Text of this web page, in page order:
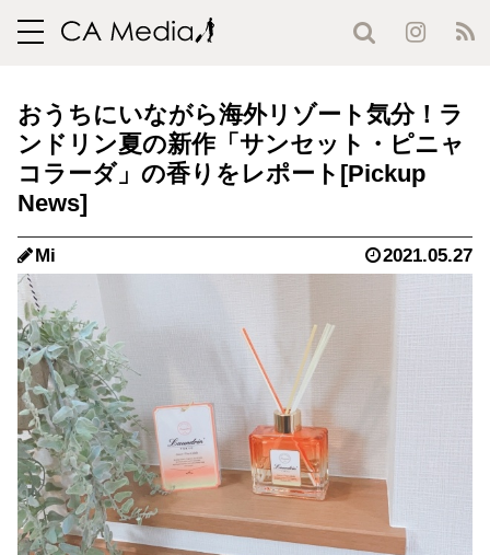
toggle
おうちにいながら海外リゾート気分！ラ
ンドリン夏の新作「サンセット・ピニャ
コラーダ」の香りをレポート
Mi 2021.05.27